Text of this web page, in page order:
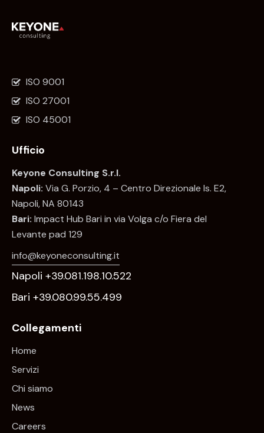
ISO 9001
ISO 27001
ISO 45001
Ufficio
Keyone Consulting S.r.l.
Napoli: Via G. Porzio, 4 – Centro Direzionale Is. E2,
Napoli, NA 80143
Bari: Impact Hub Bari in via Volga c/o Fiera del
Levante pad 129
info@keyoneconsulting.it
Napoli +39.081.198.10.522
Bari +39.080.99.55.499
Collegamenti
Home
Servizi
Chi siamo
News
Careers